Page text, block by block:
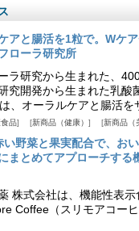
アと腸活を1粒で。Wケ
ローラ研究所
ラ研究から生まれた、
究開発から生まれた乳
、オーラルケアと腸活
品 新商品（健康） 新商品（
い野菜と果実配合で、お
まとめてアプローチす
株式会社は、機能性表
Coffee（スリモアコー